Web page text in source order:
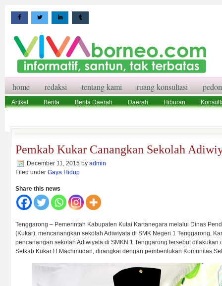
home redaksi tentang kami ruang konsultasi
Artikel Berita Berita Daerah Daerah Hiburan
Pemkab Kukar Canangkan Sekolah
December 11, 2015 by admin
Filed under Gaya Hidup
Share this news
Tenggarong – Pemerintah Kabupaten Kutai Kartanegara melalui Dinas
(Kukar), mencanangkan sekolah Adiwiyata di SMK Negeri 1 Tenggarong,
pencanangan sekolah Adiwiyata di SMKN 1 Tenggarong tersebut dilakukan
Setkab Kukar H Machmudan, dirangkai dengan pembentukan Komunitas